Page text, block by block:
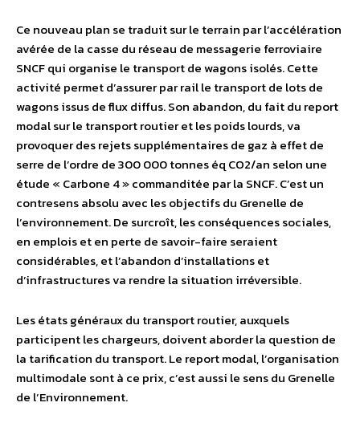
Ce nouveau plan se traduit sur le terrain par l’accélération
avérée de la casse du réseau de messagerie ferroviaire
SNCF qui organise le transport de wagons isolés. Cette
activité permet d’assurer par rail le transport de lots de
wagons issus de flux diffus. Son abandon, du fait du report
modal sur le transport routier et les poids lourds, va
provoquer des rejets supplémentaires de gaz à effet de
serre de l’ordre de 300 000 tonnes éq CO2/an selon une
étude « Carbone 4 » commanditée par la SNCF. C’est un
contresens absolu avec les objectifs du Grenelle de
l’environnement. De surcroît, les conséquences sociales,
en emplois et en perte de savoir-faire seraient
considérables, et l’abandon d’installations et
d’infrastructures va rendre la situation irréversible.
Les états généraux du transport routier, auxquels
participent les chargeurs, doivent aborder la question de
la tarification du transport. Le report modal, l’organisation
multimodale sont à ce prix, c’est aussi le sens du Grenelle
de l’Environnement.